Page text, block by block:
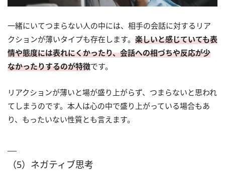
一緒にいてつまらない人の中には、相手の会話に対するリア
クションが薄いタイプも存在します。 楽しいと感じていても表
情や態度には表れにくかったり、会話への相づちや反応が少
なかったりするのが特徴です。
リアクションが薄いと場が盛り上がらず、つまらないと思われ
てしまうのです。本人は心の中で盛り上がっている場合もあ
り、もったいない性質とも言えます。
（5）ネガティブ思考